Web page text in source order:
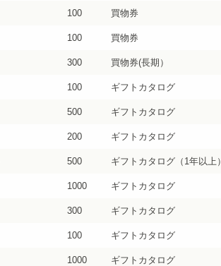
100 買物券
100 買物券
300 買物券(長期）
100 ギフトカタログ
500 ギフトカタログ
200 ギフトカタログ
500 ギフトカタログ（1年以上）
1000 ギフトカタログ
300 ギフトカタログ
100 ギフトカタログ
1000 ギフトカタログ